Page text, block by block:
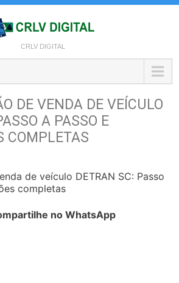
CRLV DIGITAL
DE VENDA DE VEÍCULO
A PASSO E
COMPLETAS
de veículo DETRAN SC: Passo
completas
no WhatsApp